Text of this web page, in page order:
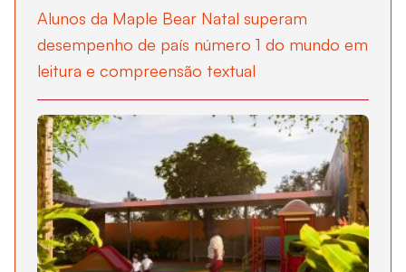
Alunos da Maple Bear Natal superam
desempenho de país número 1 do mundo em
leitura e compreensão textual